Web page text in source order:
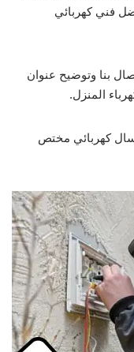
فني كهربائي
بنا وتوضيح عنوان
المنزل.
كهربائي مختص